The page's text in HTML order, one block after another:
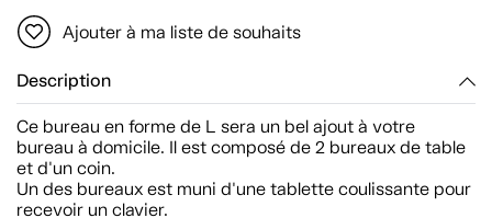
Ajouter à ma liste de souhaits
Description
Ce bureau en forme de L sera un bel ajout à votre
bureau à domicile. Il est composé de 2 bureaux de table
et d'un coin.
Un des bureaux est muni d'une tablette coulissante pour
recevoir un clavier.